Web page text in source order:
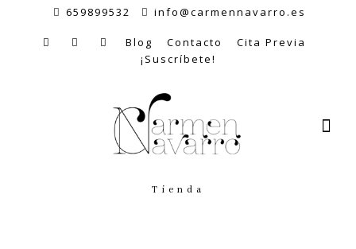
659899532 info@carmennavarro.es
Blog Contacto
Cita Previa
¡Suscríbete!
Tienda